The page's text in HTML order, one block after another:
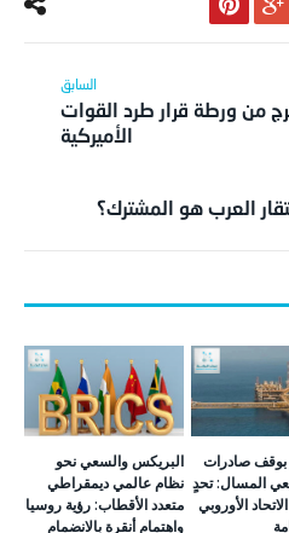
من ورطة قرار طرد القوات
الأميركية
العرب هو المشترك؟
بوقف صادرات
المسال: تحدٍ
الأوروبي
البريكس والسعي نحو
نظام عالمي ديمقراطي
متعدد الأقطاب: رؤية روسيا
واهتمام أنقرة بالانضمام